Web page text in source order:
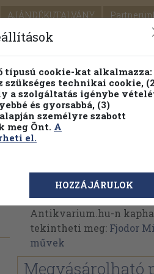
AJÁNDÉKUTALVÁNY
SEGÍTSÉG
FENNTARTHATÓ
kereső Témaköri fa
Fjodor Mihajlovics
Fjodor Mihajlovics
Antikvarium.hu-n
tekintheti meg: Fjodor
művek
Megvásárolható
típusú cookie-kat alkalmazza:
szükséges technikai cookie,
a szolgáltatás igénybe
és gyorsabbá, (3)
személyre szabott
meg Önt. A
el.
HOZZÁJÁRULOK